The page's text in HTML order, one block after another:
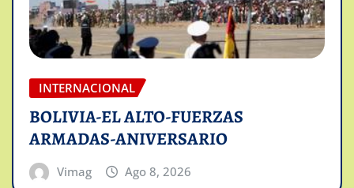
INTERNACIONAL
BOLIVIA-EL ALTO-FUERZAS
ARMADAS-ANIVERSARIO
Vimag Ago 8, 2026